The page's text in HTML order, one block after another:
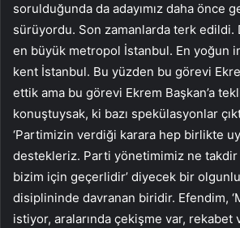
sorulduğunda da adayımız daha önce
sürüyordu. Son zamanlarda terk edildi.
en büyük metropol İstanbul. En yoğun
kent İstanbul. Bu yüzden bu görevi
ettik ama bu görevi Ekrem Başkan’a
konuştuysak, ki bazı spekülasyonlar
‘Partimizin verdiği karara hep birlikte
destekleriz. Parti yönetimimiz ne
bizim için geçerlidir’ diyecek bir
disiplininde davranan biridir. Efendim,
istiyor, aralarında çekişme var, rekabet